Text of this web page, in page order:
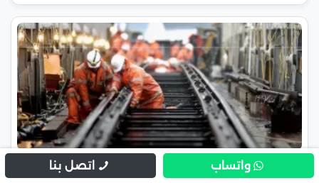
غير مصنف 23 أكتوبر 2024
واتساب اتصل بنا